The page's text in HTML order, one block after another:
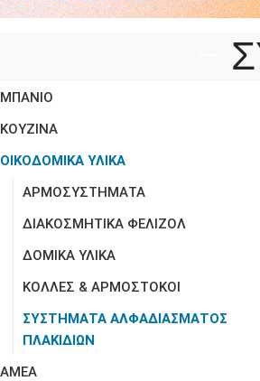
ΜΠΑΝΙΟ
ΚΟΥΖΙΝΑ
ΟΙΚΟΔΟΜΙΚΑ ΥΛΙΚΑ
ΑΡΜΟΣΥΣΤΗΜΑΤΑ
ΔΙΑΚΟΣΜΗΤΙΚΑ ΦΕΛΙΖΟΛ
ΔΟΜΙΚΑ ΥΛΙΚΑ
ΚΟΛΛΕΣ & ΑΡΜΟΣΤΟΚΟΙ
ΣΥΣΤΗΜΑΤΑ ΑΛΦΑΔΙΑΣΜΑΤΟΣ
ΠΛΑΚΙΔΙΩΝ
ΑΜΕΑ